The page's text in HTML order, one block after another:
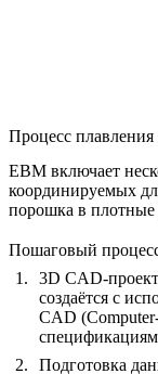
Процесс
EBM включает
координируемых
порошка в
Пошаговый
3D CAD-
создаётся с
CAD
Подготовка